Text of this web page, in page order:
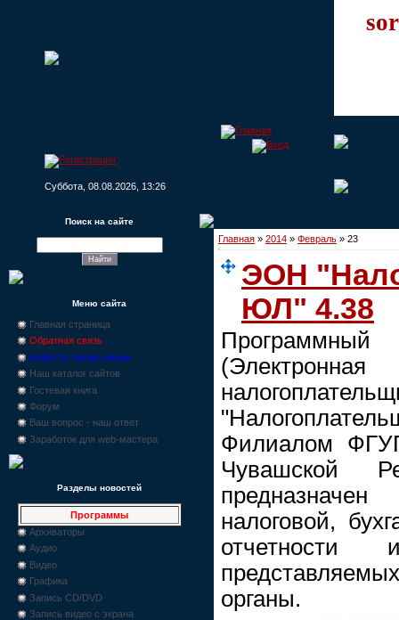
Суббота, 08.08.2026, 13:26
Поиск на сайте
Меню сайта
Главная страница
Обратная связь
Новости, промо-акции
Наш каталог сайтов
Гостевая книга
Форум
Ваш вопрос - наш ответ
Заработок для web-мастера
Разделы новостей
Программы
Архиваторы
Аудио
Видео
Графика
Запись CD/DVD
Запись видео с экрана
Главная » 2014 » Февраль » 23
ЭОН
ЮЛ" 4.38
Филиалом
Чувашской
налоговой,
органы.